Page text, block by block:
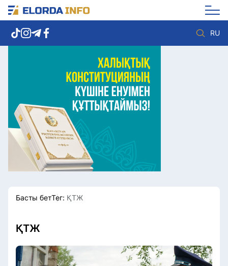
RU
Елорда жаңалықтары
Көзқарас
Саясат
Видео
Әлеумет
Экономика
Спорт
Мәдениет
Басты бетТег: ҚТЖ
ҚТЖ